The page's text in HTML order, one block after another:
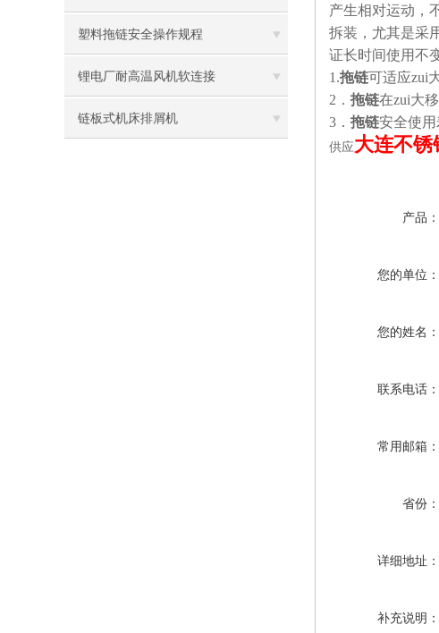
塑料拖链安全操作规程
锂电厂耐高温风机软连接
链板式机床排屑机
产生相对运动，
拆装，尤其是采
证长时间使用不
1.拖链可适应zui
2 ． 拖链在zui大
3 ． 拖链安全使用
供应大连不
产品：
您的单位：
您的姓名：
联系电话：
常用邮箱：
省份：
详细地址：
补充说明：